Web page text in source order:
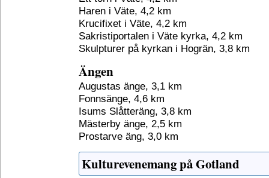
Haren i Väte, 4,2 km
Krucifixet i Väte, 4,2 km
Sakristiportalen i Väte kyrka, 4,2 km
Skulpturer på kyrkan i Hogrän, 3,8 km
Ängen
Augustas änge, 3,1 km
Fonnsänge, 4,6 km
Isums Slåtteräng, 3,8 km
Mästerby änge, 2,5 km
Prostarve äng, 3,0 km
Kulturevenemang på Gotland